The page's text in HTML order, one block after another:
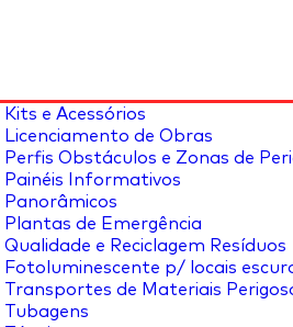
Kits e Acessórios
Licenciamento de Obras
Perfis Obstáculos e Zonas de
Painéis Informativos
Panorâmicos
Plantas de Emergência
Qualidade e Reciclagem Resíduos
Fotoluminescente p/ locais
Transportes de Materiais
Tubagens